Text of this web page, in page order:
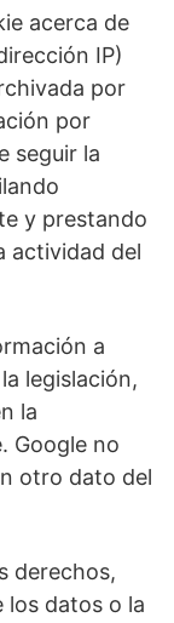
acerca de
IP)
por
por
seguir la
y prestando
actividad del
a
legislación,
la
Google no
otro dato del
derechos,
los datos o la